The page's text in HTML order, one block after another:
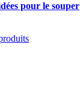
pour le souper